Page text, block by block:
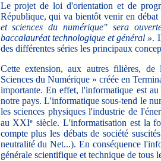
Le projet de loi d'orientation et de
République, qui va bientôt venir en
et sciences du numérique" sera
baccalauréat technologique et général ».
des différentes séries les principaux
Cette extension, aux autres filières, de
Sciences du Numérique » créée en
importante. En effet, l'informatique est
notre pays. L'informatique sous-tend le
les sciences physiques l'industrie de
au XXIe siècle. L'informatisation est la
compte plus les débats de société
neutralité du Net...). En conséquence
générale scientifique et technique de tous